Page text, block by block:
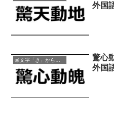
外国
驚心
外国